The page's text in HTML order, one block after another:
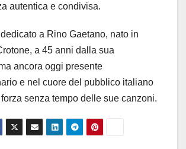
autentica e condivisa.
a Rino Gaetano, nato in
a 45 anni dalla sua
ancora oggi presente
e nel cuore del pubblico italiano
senza tempo delle sue canzoni.